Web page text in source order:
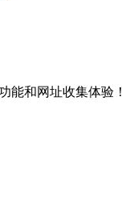
能和网址收集体验！